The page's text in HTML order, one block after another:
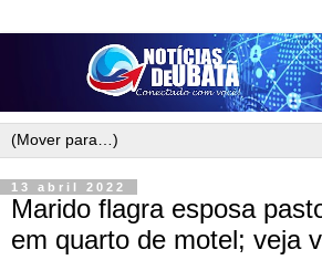
13 abril 2022
Marido flagra esposa
em quarto de motel; veja